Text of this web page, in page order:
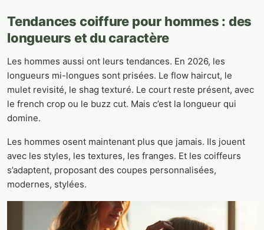
Tendances coiffure pour hommes : des
longueurs et du caractère
Les hommes aussi ont leurs tendances. En 2026, les
longueurs mi-longues sont prisées. Le flow haircut, le
mulet revisité, le shag texturé. Le court reste présent, avec
le french crop ou le buzz cut. Mais c’est la longueur qui
domine.
Les hommes osent maintenant plus que jamais. Ils jouent
avec les styles, les textures, les franges. Et les coiffeurs
s’adaptent, proposant des coupes personnalisées,
modernes, stylées.